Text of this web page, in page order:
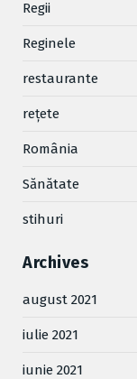
Regii
Reginele
restaurante
reţete
România
Sănătate
stihuri
Archives
august 2021
iulie 2021
iunie 2021